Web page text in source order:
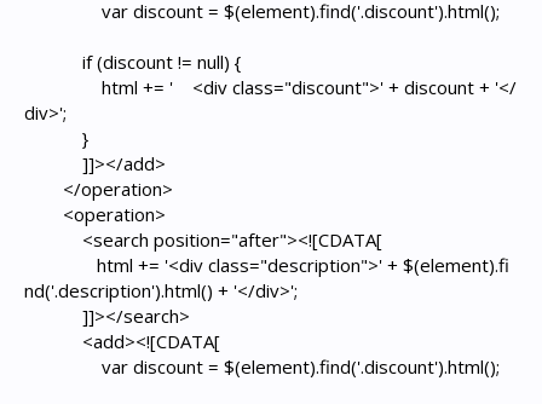
var discount = $(element).find('.discount').html();
if (discount != null) {
html += ' <div class="discount">' + discount + '</
div>';
}
]]></add>
</operation>
<operation>
<search position="after"><![CDATA[
html += '<div class="description">' + $(element).fi
nd('.description').html() + '</div>';
]]></search>
<add><![CDATA[
var discount = $(element).find('.discount').html();